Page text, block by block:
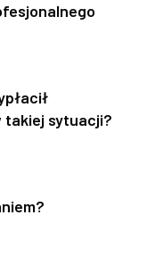
takiej sytuacji?